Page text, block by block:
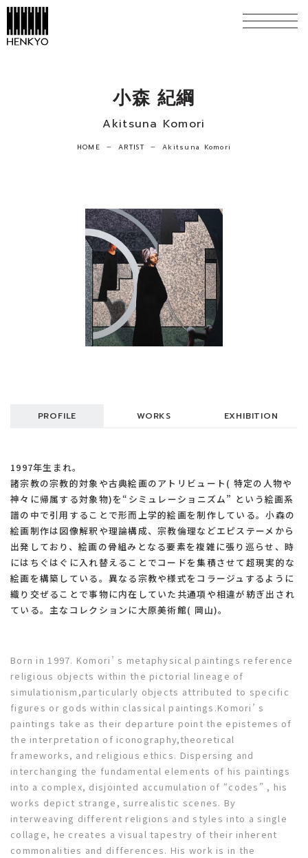
小森 紀綱
Akitsuna Komori
HOME horizontal_rule ARTIST horizontal_rule Akitsuna Komori
PROFILE
1997年生まれ。
諸宗教の宗教的対象や古典絵画のアトリビュート( 特定の人物や
神々に帰属する対象物)を“シミュレーショニズム” という絵画系
譜の中で引用することで形而上学的絵画を制作している。小森の
絵画制作は図像解釈や理論構成、宗教倫理などエピステーメから
出発しており、絵画の骨組みとなる要素を複雑に張り巡らせ、時
にはちぐはぐに入れ替えることでコードを集積させて超現実的な
絵画を構築している。異なる宗教や様式をコラージュするように
織り交ぜることで事物に内在していた共通項や相違が紡ぎ出され
ている。主なコレクションに大原美術館( 岡山)。
Born in 1997. Komori’ s metaphysical paintings reference
religious objects within the pictorial lineage of
simulationism,particularly objects attributed to specific
figures or gods within classical paintings.Komori’ s
paintings take as their departure point the epistemes of
the interpretation of iconography,theoretical
frameworks, and religious ethics. Dispersing and
interchanging the fundamental elements of his paintings
into a complex, disjointed accumulation of “codes” , his
works depict strange, surrealistic scenes. By
interweaving different religions and styles into a single
collage, he creates a visual tapestry of their inherent
commonalities and differences. His work is in the
WORKS EXHIBITION